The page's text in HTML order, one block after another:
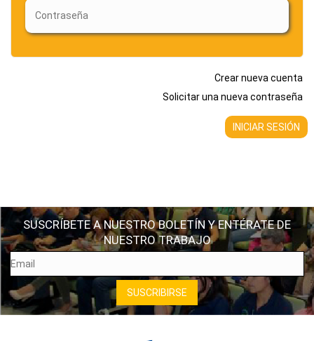
Crear nueva cuenta
Solicitar una nueva contraseña
SUSCRÍBETE A NUESTRO BOLETÍN Y ENTÉRATE DE
NUESTRO TRABAJO